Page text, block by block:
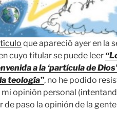
que apareció ayer en la
cuyo titular se puede leer
a la ‘partícula de
teología”, no he podido
opinión personal
paso la opinión de la